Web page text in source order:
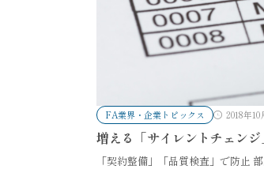
FA業界・企業トピックス 2018年10
増える「サイレントチェン
「契約整備」「品質検査」で防止